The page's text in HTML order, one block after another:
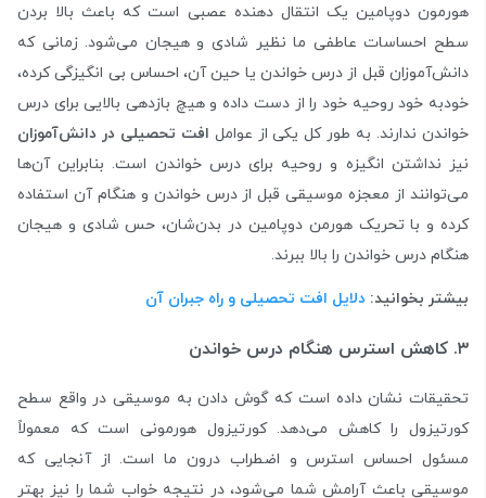
هورمون دوپامین یک انتقال دهنده عصبی است که باعث بالا بردن
سطح احساسات عاطفی ما نظیر شادی و هیجان می‌شود. زمانی که
دانش‌آموزان قبل از درس خواندن یا حین آن، احساس بی انگیزگی کرده،
خود‌به خود روحیه خود را از دست داده و هیچ بازدهی بالایی برای درس
خواندن ندارند. به طور کل یکی از عوامل افت تحصیلی در دانش‌آموزان
نیز نداشتن انگیزه و روحیه برای درس خواندن است. بنابراین آن‌ها
می‌توانند از معجزه موسیقی قبل از درس خواندن و هنگام آن استفاده
کرده و با تحریک هورمن دوپامین در بدن‌شان، حس شادی و هیجان
هنگام درس خواندن را بالا ببرند.
بیشتر بخوانید: دلایل افت تحصیلی و راه‌ جبران آن
۳. کاهش استرس هنگام درس خواندن
تحقیقات نشان داده است که گوش دادن به موسیقی در واقع سطح
کورتیزول را کاهش می‌دهد. کورتیزول هورمونی است که معمولاً
مسئول احساس استرس و اضطراب درون ما است. از آنجایی که
موسیقی باعث آرامش شما می‌شود، در نتیجه خواب شما را نیز بهتر